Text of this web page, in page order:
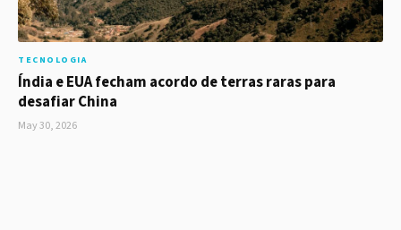
TECNOLOGIA
Índia e EUA fecham acordo de terras raras para
desafiar China
May 30, 2026